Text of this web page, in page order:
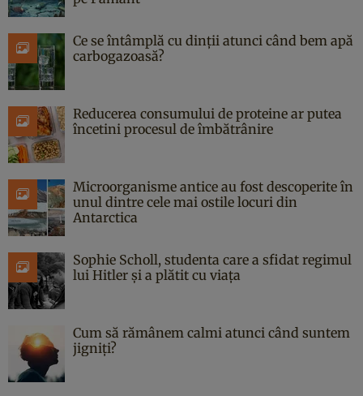
Ce se întâmplă cu dinții atunci când bem apă
carbogazoasă?
Reducerea consumului de proteine ar putea
încetini procesul de îmbătrânire
Microorganisme antice au fost descoperite în
unul dintre cele mai ostile locuri din
Antarctica
Sophie Scholl, studenta care a sfidat regimul
lui Hitler și a plătit cu viața
Cum să rămânem calmi atunci când suntem
jigniți?